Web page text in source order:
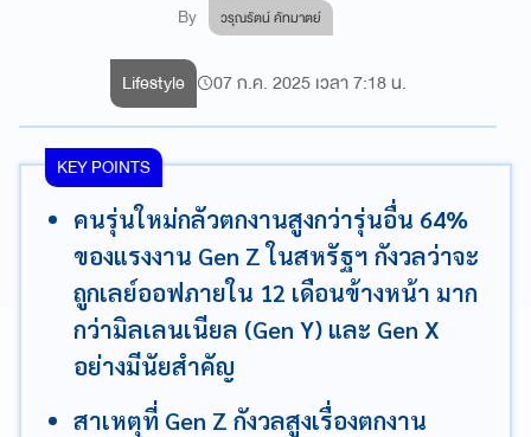
By วรุณรัตน์ คัทมาตย์
Lifestyle 07 ก.ค. 2025 เวลา 7:18 น.
KEY POINTS
คนรุ่นใหม่กลัวตกงานสูงกว่ารุ่นอื่น 64%
ของแรงงาน Gen Z ในสหรัฐฯ กังวลว่าจะ
ถูกเลย์ออฟภายใน 12 เดือนข้างหน้า มาก
กว่ามิลเลนเนียล (Gen Y) และ Gen X
อย่างมีนัยสำคัญ
สาเหตุที่ Gen Z กังวลสูงเรื่องตกงาน